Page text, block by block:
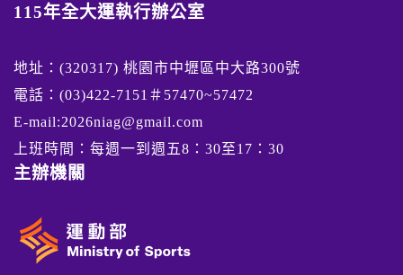
115年全大運執行辦公室
地址：(320317) 桃園市中壢區中大路300號
電話：(03)422-7151＃57470~57472
E-mail:2026niag@gmail.com
上班時間：每週一到週五8：30至17：30
主辦機關